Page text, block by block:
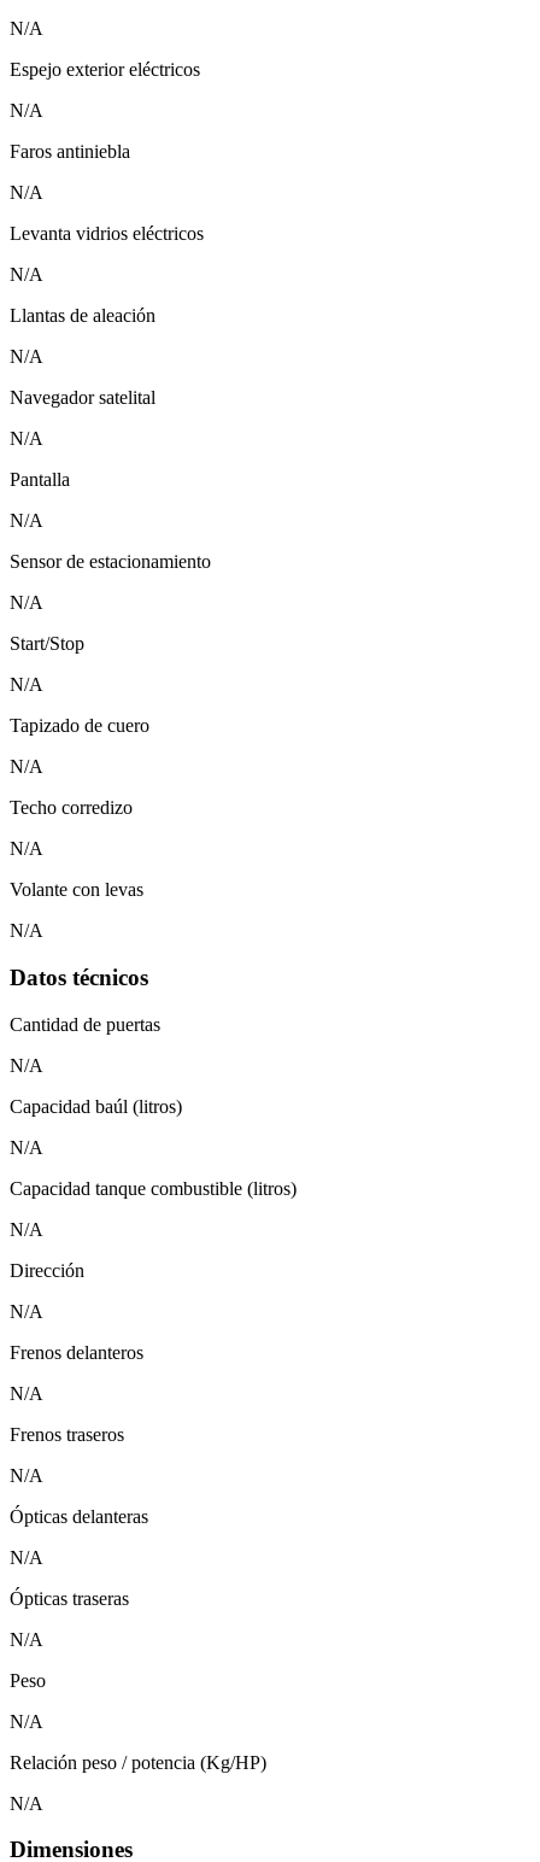
N/A
Espejo exterior eléctricos
N/A
Faros antiniebla
N/A
Levanta vidrios eléctricos
N/A
Llantas de aleación
N/A
Navegador satelital
N/A
Pantalla
N/A
Sensor de estacionamiento
N/A
Start/Stop
N/A
Tapizado de cuero
N/A
Techo corredizo
N/A
Volante con levas
N/A
Datos técnicos
Cantidad de puertas
N/A
Capacidad baúl (litros)
N/A
Capacidad tanque combustible (litros)
N/A
Dirección
N/A
Frenos delanteros
N/A
Frenos traseros
N/A
Ópticas delanteras
N/A
Ópticas traseras
N/A
Peso
N/A
Relación peso / potencia (Kg/HP)
N/A
Dimensiones